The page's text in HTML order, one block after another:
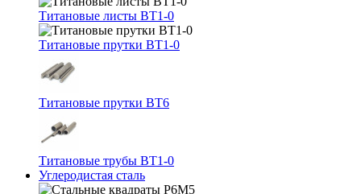
Титановые листы ВТ1-0
Титановые прутки ВТ1-0
Титановые прутки ВТ6
Титановые трубы ВТ1-0
Углеродистая сталь